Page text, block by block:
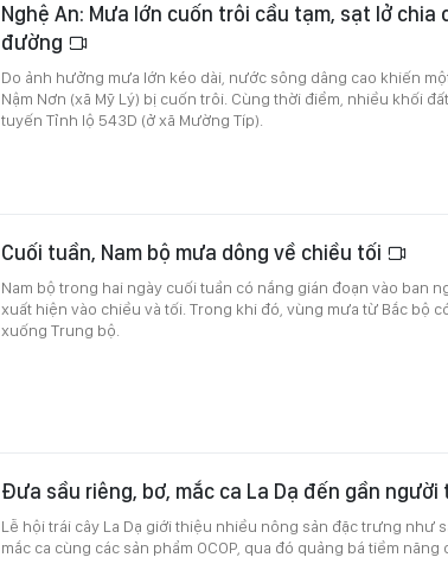
Nghệ An: Mưa lớn cuốn trôi cầu tạm, sạt lở chia
đường
Do ảnh hưởng mưa lớn kéo dài, nước sông dâng cao khiến
Nậm Nơn (xã Mỹ Lý) bị cuốn trôi. Cùng thời điểm, nhiều khối
tuyến Tỉnh lộ 543D (ở xã Mường Típ).
Cuối tuần, Nam bộ mưa dông về chiều tối
Nam bộ trong hai ngày cuối tuần có nắng gián đoạn vào ban
xuất hiện vào chiều và tối. Trong khi đó, vùng mưa từ Bắc bộ
xuống Trung bộ.
Đưa sầu riêng, bơ, mắc ca La Dạ đến gần người
Lễ hội trái cây La Dạ giới thiệu nhiều nông sản đặc trưng như
mắc ca cùng các sản phẩm OCOP, qua đó quảng bá tiềm năng